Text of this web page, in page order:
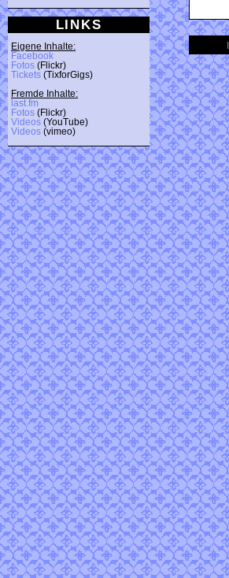
LINKS
Eigene Inhalte:
Facebook
Fotos (Flickr)
Tickets (TixforGigs)
Fremde Inhalte:
last.fm
Fotos (Flickr)
Videos (YouTube)
Videos (vimeo)